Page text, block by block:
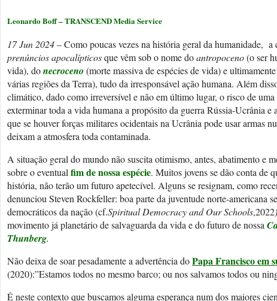
Leonardo Boff – TRANSCEND Media Service
17 Jun 2024– Como poucas vezes na história geral da humanidade, a
prenúncios apocalípticosque vêm sob o nome doantropoceno(o ser
vida), donecroceno (morte massiva de espécies de vida) e
várias regiões da Terra), tudo da irresponsável ação humana. Além
climático, dado como irreversível e não em último lugar, o risco de uma
exterminar toda a vida humana a propósito da guerra Rússia-Ucrânia e
que se houver forças militares ocidentais na Ucrânia pode usar armas
deixam a atmosfera toda contaminada.
A situação geral do mundo não suscita otimismo, antes, abatimento e
sobre o eventualfim de nossa espécie. Muitos jovens se dão conta de
história, não terão um futuro apetecível. Alguns se resignam, como
denunciou Steven Rockfeller: boa parte da juventude norte-americana
democráticos da nação (cf.Spiritual Democracy and Our Schools,2022)
movimento já planetário de salvaguarda da vida e do futuro de nossa
Thunberg.
Não deixa de soar pesadamente a advertência doPapa Francisco em
(2020):”Estamos todos no mesmo barco; ou nos salvamos todos ou
É neste contexto que buscamos alguma esperança num dos maiores